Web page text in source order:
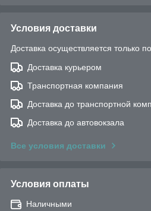
Условия доставки
Доставка осуществляется только
Доставка курьером
Транспортная компания
Доставка до транспортной
Доставка до автовокзала
Все условия доставки
Условия оплаты
Наличными